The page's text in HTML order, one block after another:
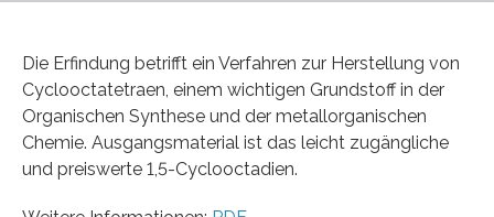
Die Erfindung betrifft ein Verfahren zur Herstellung von
Cyclooctatetraen, einem wichtigen Grundstoff in der
Organischen Synthese und der metallorganischen
Chemie. Ausgangsmaterial ist das leicht zugängliche
und preiswerte 1,5-Cyclooctadien.